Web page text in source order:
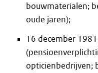
bouwmaterialen;
oude jaren);
16 december
opticienbedrijven;